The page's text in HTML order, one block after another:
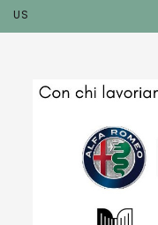
US